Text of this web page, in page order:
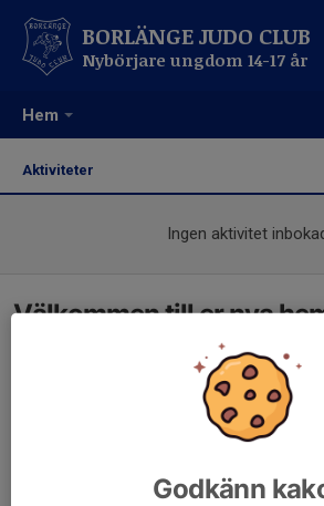
Hem
BORLÄNGE JUDO CLUB
Nybörjare ungdom 14-17 år
Aktiviteter
Ingen aktivitet
Välkommen till er nya
Godkänn